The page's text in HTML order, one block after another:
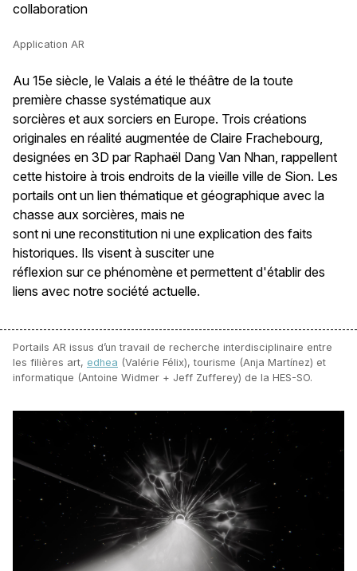
collaboration
Application AR
Au 15e siècle, le Valais a été le théâtre de la toute
première chasse systématique aux
sorcières et aux sorciers en Europe. Trois créations
originales en réalité augmentée de Claire Frachebourg,
designées en 3D par Raphaël Dang Van Nhan, rappellent
cette histoire à trois endroits de la vieille ville de Sion. Les
portails ont un lien thématique et géographique avec la
chasse aux sorcières, mais ne
sont ni une reconstitution ni une explication des faits
historiques. Ils visent à susciter une
réflexion sur ce phénomène et permettent d'établir des
liens avec notre société actuelle.
Portails AR issus d’un travail de recherche interdisciplinaire entre
les filières art, edhea (Valérie Félix), tourisme (Anja Martínez) et
informatique (Antoine Widmer + Jeff Zufferey) de la HES-SO.